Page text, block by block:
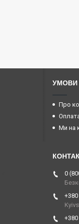
УМОВИ
Про
Ми на
0